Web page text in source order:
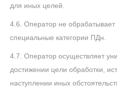
для иных целей.
4.6. Оператор не обрабатывает
специальные категории ПДн.
4.7. Оператор осуществляет
достижении цели обработки,
наступлении иных